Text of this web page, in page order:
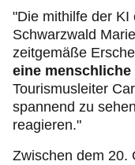
"Die mithilfe der KI
Schwarzwald
zeitgemäße
eine
Tourismusleiter
spannend zu
reagieren."
Zwischen dem 20.